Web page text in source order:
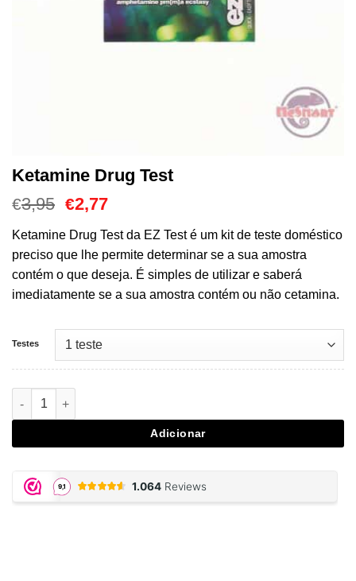
Ketamine Drug Test
€3,95 O
original
era:
€3,95.
€2,77O
atual
é:
€2,77.
Ketamine Drug Test da EZ Test é um kit de teste doméstico
preciso que lhe permite determinar se a sua amostra
contém o que deseja. É simples de utilizar e saberá
imediatamente se a sua amostra contém ou não cetamina.
Testes
Quantidade de Ketamine Drug Test
Adicionar